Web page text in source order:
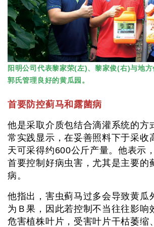
阳明公司代表黎家荣(左)、黎家俊(右)与地
郭氏管理良好的黄瓜园。
首要防控蓟马和露菌病
他是采取介质包结合滴灌系统的方
常实践显示，在妥善照料下于采收
天可采得约600公斤产量。他表示
首要控制好病虫害，尤其是主要的
病。
他指出，害虫蓟马过多会导致黄瓜
为Ｂ果，因此若控制不当往往影响
危害植株叶片，受害叶片干枯萎缩